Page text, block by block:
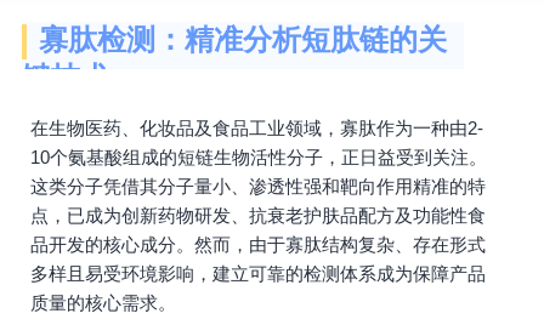
寡肽检测：精准分析短肽链的关
键技术
在生物医药、化妆品及食品工业领域，寡肽作为一种由2-
10个氨基酸组成的短链生物活性分子，正日益受到关注。
这类分子凭借其分子量小、渗透性强和靶向作用精准的特
点，已成为创新药物研发、抗衰老护肤品配方及功能性食
品开发的核心成分。然而，由于寡肽结构复杂、存在形式
多样且易受环境影响，建立可靠的检测体系成为保障产品
质量的核心需求。